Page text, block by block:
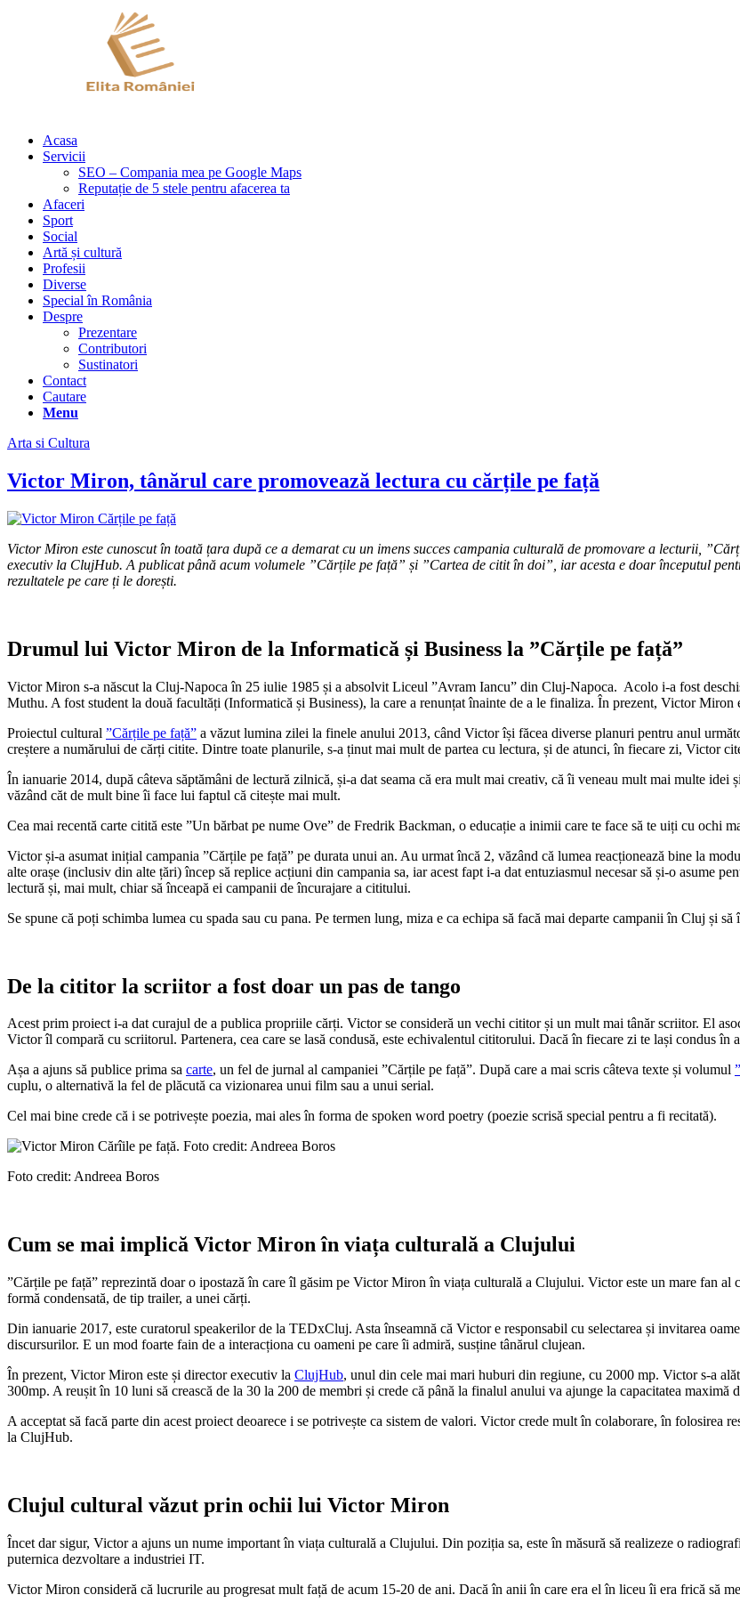
Acasa
Servicii
SEO – Compania mea pe Google Maps
Reputație de 5 stele pentru afacerea ta
Afaceri
Sport
Social
Artă și cultură
Profesii
Diverse
Special în România
Despre
Prezentare
Contributori
Sustinatori
Contact
Cautare
Menu
Arta si Cultura
Victor Miron, tânărul care promovează lectura cu cărțile pe față
Victor Miron este cunoscut în toată țara după ce a demarat cu un imens succes campania culturală de promovare a lecturii,
executiv la ClujHub. A publicat până acum volumele ”Cărțile pe față” și ”Cartea de citit în doi”, iar acesta e doar începutul
rezultatele pe care ți le dorești.
Drumul lui Victor Miron de la Informatică și Business la ”Cărțile pe față”
Victor Miron s-a născut la Cluj-Napoca în 25 iulie 1985 și a absolvit Liceul ”Avram Iancu” din Cluj-Napoca. Acolo i-a fost
Muthu. A fost student la două facultăți (Informatică și Business), la care a renunțat înainte de a le finaliza. În prezent, Victor
Proiectul cultural ”Cărțile pe față” a văzut lumina zilei la finele anului 2013, când Victor își făcea diverse planuri pentru anul
creștere a numărului de cărți citite. Dintre toate planurile, s-a ținut mai mult de partea cu lectura, și de atunci, în fiecare zi, Victor
În ianuarie 2014, după câteva săptămâni de lectură zilnică, și-a dat seama că era mult mai creativ, că îi veneau mult mai multe
văzând căt de mult bine îi face lui faptul că citește mai mult.
Cea mai recentă carte citită este ”Un bărbat pe nume Ove” de Fredrik Backman, o educație a inimii care te face să te uiți cu ochi
Victor și-a asumat inițial campania ”Cărțile pe față” pe durata unui an. Au urmat încă 2, văzând că lumea reacționează bine la
alte orașe (inclusiv din alte țări) încep să replice acțiuni din campania sa, iar acest fapt i-a dat entuziasmul necesar să și-o asume
lectură și, mai mult, chiar să înceapă ei campanii de încurajare a cititului.
Se spune că poți schimba lumea cu spada sau cu pana. Pe termen lung, miza e ca echipa să facă mai departe campanii în Cluj și
De la cititor la scriitor a fost doar un pas de tango
Acest prim proiect i-a dat curajul de a publica propriile cărți. Victor se consideră un vechi cititor și un mult mai tânăr scriitor. El
Victor îl compară cu scriitorul. Partenera, cea care se lasă condusă, este echivalentul cititorului. Dacă în fiecare zi te lași condus în
Așa a ajuns să publice prima sa carte, un fel de jurnal al campaniei ”Cărțile pe față”. După care a mai scris câteva texte și volumul
cuplu, o alternativă la fel de plăcută ca vizionarea unui film sau a unui serial.
Cel mai bine crede că i se potrivește poezia, mai ales în forma de spoken word poetry (poezie scrisă special pentru a fi recitată).
Foto credit: Andreea Boros
Cum se mai implică Victor Miron în viața culturală a Clujului
”Cărțile pe față” reprezintă doar o ipostază în care îl găsim pe Victor Miron în viața culturală a Clujului. Victor este un mare fan
formă condensată, de tip trailer, a unei cărți.
Din ianuarie 2017, este curatorul speakerilor de la TEDxCluj. Asta înseamnă că Victor e responsabil cu selectarea și invitarea
discursurilor. E un mod foarte fain de a interacționa cu oameni pe care îi admiră, susține tânărul clujean.
În prezent, Victor Miron este și director executiv la ClujHub, unul din cele mai mari huburi din regiune, cu 2000 mp. Victor s-a
300mp. A reușit în 10 luni să crească de la 30 la 200 de membri și crede că până la finalul anului va ajunge la capacitatea maximă
A acceptat să facă parte din acest proiect deoarece i se potrivește ca sistem de valori. Victor crede mult în colaborare, în folosirea
la ClujHub.
Clujul cultural văzut prin ochii lui Victor Miron
Încet dar sigur, Victor a ajuns un nume important în viața culturală a Clujului. Din poziția sa, este în măsură să realizeze o
puternica dezvoltare a industriei IT.
Victor Miron consideră că lucrurile au progresat mult față de acum 15-20 de ani. Dacă în anii în care era el în liceu îi era frică să